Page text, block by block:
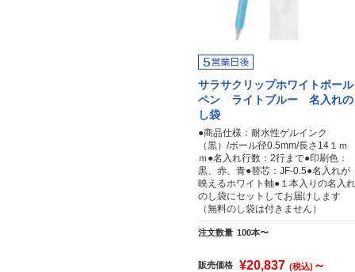
サラサクリップホワイトボール
ペン ライトブルー 名入れの
し袋
●商品仕様：耐水性ゲルインク
（黒）/ボール径0.5mm/長さ14１ｍ
ｍ●名入れ行数：2行まで●印刷色：
黒、赤、青●替芯：JF-0.5●名入れが
映えるホワイト軸●１本入りの名入れ
のし袋にセットしてお届けします
（無料のし袋は付きません）
注文数量 100本〜
販売価格 ¥20,837 (税込) ～